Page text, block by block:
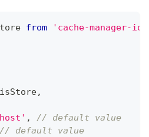
from 'cache-manager-
,
,
// default value
// default value